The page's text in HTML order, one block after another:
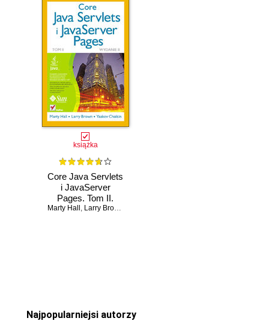
książka
Core Java Servlets
i JavaServer
Pages. Tom II.
Wydanie II
Marty Hall , Larry Brown
Najpopularniejsi autorzy